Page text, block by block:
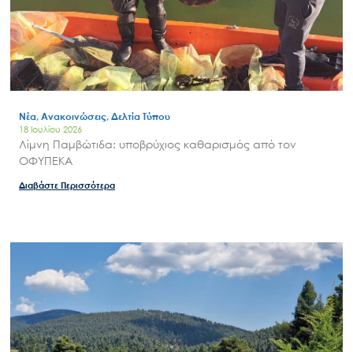
Νέα, Ανακοινώσεις, Δελτία Τύπου
18 Ιουλίου 2026
Λίμνη Παμβώτιδα: υποβρύχιος καθαρισμός από τον
ΟΦΥΠΕΚΑ
Διαβάστε Περισσότερα